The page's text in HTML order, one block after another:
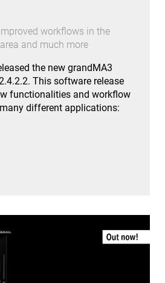
workflows in the
and much more
the new grandMA3
This software release
functionalities and workflow
different applications: